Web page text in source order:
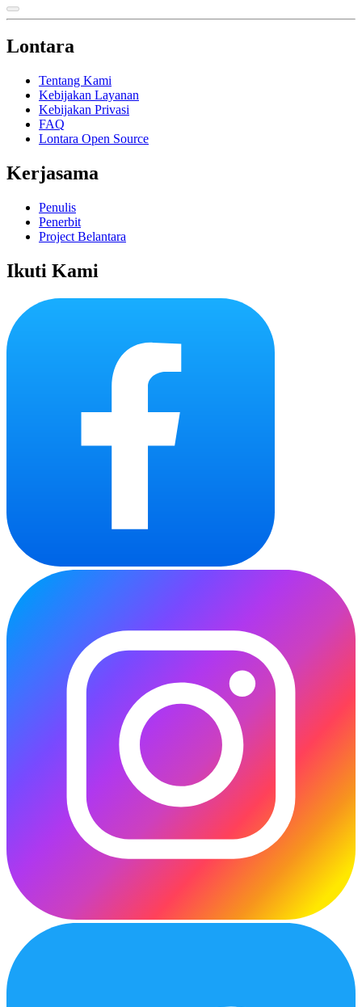
Lontara
Tentang Kami
Kebijakan Layanan
Kebijakan Privasi
FAQ
Lontara Open Source
Kerjasama
Penulis
Penerbit
Project Belantara
Ikuti Kami